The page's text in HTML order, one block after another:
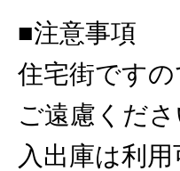
■注意事項
住宅街です
ご遠慮くださ
入出庫は利